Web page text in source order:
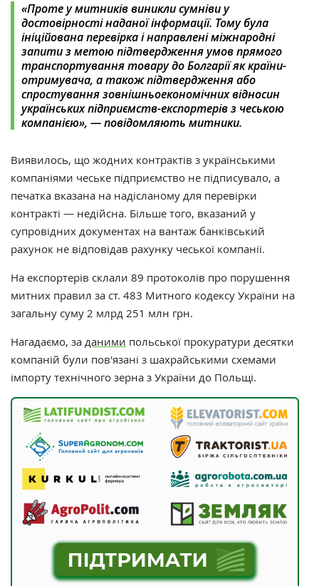
«Проте у митників виникли сумніви у
достовірності наданої інформації. Тому була
ініційована перевірка і направлені міжнародні
запити з метою підтвердження умов прямого
транспортування товару до Болгарії як країни-
отримувача, а також підтвердження або
спростування зовнішньоекономічних відносин
українських підприємств-експортерів з чеською
компанією», — повідомляють митники.
Виявилось, що жодних контрактів з українськими
компаніями чеське підприємство не підписувало, а
печатка вказана на надісланому для перевірки
контракті — недійсна. Більше того, вказаний у
супровідних документах на вантаж банківський
рахунок не відповідав рахунку чеської компанії.
На експортерів склали 89 протоколів про порушення
митних правил за ст. 483 Митного кодексу України на
загальну суму 2 млрд 251 млн грн.
Нагадаємо, за даними польської прокуратури десятки
компаній були пов'язані з шахрайськими схемами
імпорту технічного зерна з України до Польщі.